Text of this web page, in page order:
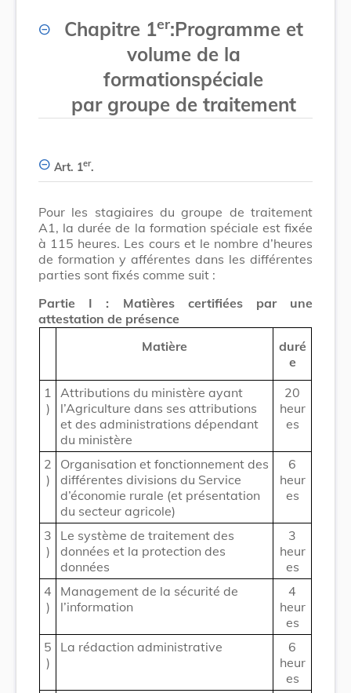
Chapitre 1er:Programme et
volume de la
formationspéciale
par groupe de traitement
Art. 1er.
Pour les stagiaires du groupe de traitement
A1, la durée de la formation spéciale est fixée
à 115 heures. Les cours et le nombre d’heures
de formation y afférentes dans les différentes
parties sont fixés comme suit :
Partie I : Matières certifiées par une
attestation de présence
Matière
duré
e
1
)
Attributions du ministère ayant
l’Agriculture dans ses attributions
et des administrations dépendant
du ministère
20
heur
es
2
)
Organisation et fonctionnement des
différentes divisions du Service
d’économie rurale (et présentation
du secteur agricole)
6
heur
es
3
)
Le système de traitement des
données et la protection des
données
3
heur
es
4
)
Management de la sécurité de
l’information
4
heur
es
5
)
La rédaction administrative
6
heur
es